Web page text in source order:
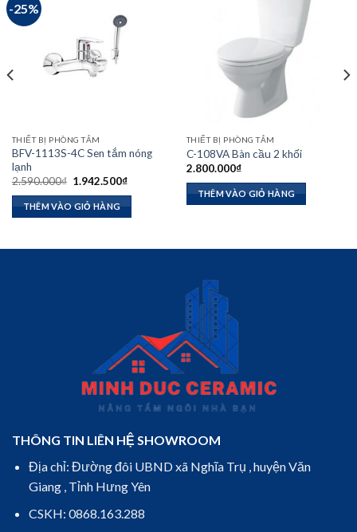
-25%
THIẾT BỊ PHÒNG TẮM
BFV-1113S-4C Sen tắm nóng
lạnh
2.590.000₫ Giá
là:
2.590.000₫.
1.942.500₫Giá
1.942.500₫.
THÊM VÀO GIỎ HÀNG
THIẾT BỊ PHÒNG TẮM
C-108VA Bàn cầu 2 khối
2.800.000₫
THÊM VÀO GIỎ HÀNG
THÔNG TIN LIÊN HỆ SHOWROOM
Địa chỉ: Đường đôi UBND xã Nghĩa Trụ , huyện Văn
Giang , Tỉnh Hưng Yên
CSKH: 0868.163.288